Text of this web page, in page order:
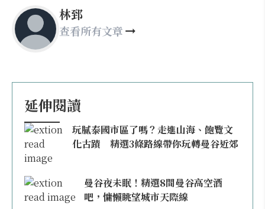
林郅
查看所有文章
延伸閱讀
玩膩泰國市區了嗎？走進山海、飽覽文
化古蹟 精選3條路線帶你玩轉曼谷近郊
曼谷夜未眠！精選8間曼谷高空酒
吧，慵懶眺望城市天際線